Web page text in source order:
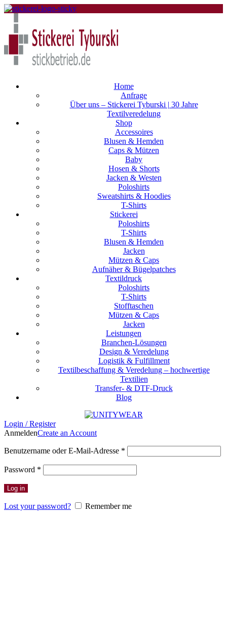
Home
Anfrage
Über uns – Stickerei Tyburski | 30 Jahre
Textilveredelung
Shop
Accessoires
Blusen & Hemden
Caps & Mützen
Baby
Hosen & Shorts
Jacken & Westen
Poloshirts
Sweatshirts & Hoodies
T-Shirts
Stickerei
Poloshirts
T-Shirts
Blusen & Hemden
Jacken
Mützen & Caps
Aufnäher & Bügelpatches
Textildruck
Poloshirts
T-Shirts
Stofftaschen
Mützen & Caps
Jacken
Leistungen
Branchen-Lösungen
Design & Veredelung
Logistik & Fulfillment
Textilbeschaffung & Veredelung – hochwertige
Textilien
Transfer- & DTF-Druck
Blog
Login / Register
AnmeldenCreate an Account
Benutzername oder E-Mail-Adresse *
Password *
Log in
Lost your password? Remember me